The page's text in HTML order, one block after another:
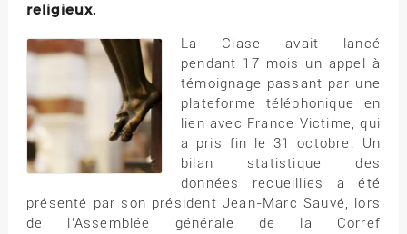
religieux.
La Ciase avait lancé
pendant 17 mois un appel à
témoignage passant par une
plateforme téléphonique en
lien avec France Victime, qui
a pris fin le 31 octobre. Un
bilan statistique des
données recueillies a été
présenté par son président Jean-Marc Sauvé, lors
de l’Assemblée générale de la Corref